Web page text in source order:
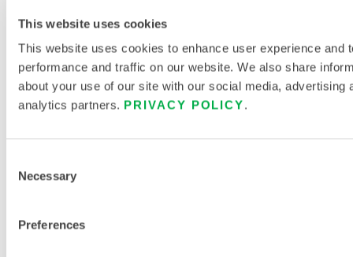
This website uses cookies
This website uses cookies to enhance user experience and
performance and traffic on our website. We also share
about your use of our site with our social media, advertising
analytics partners. PRIVACY POLICY.
Selection
Necessary
Preferences
A
T